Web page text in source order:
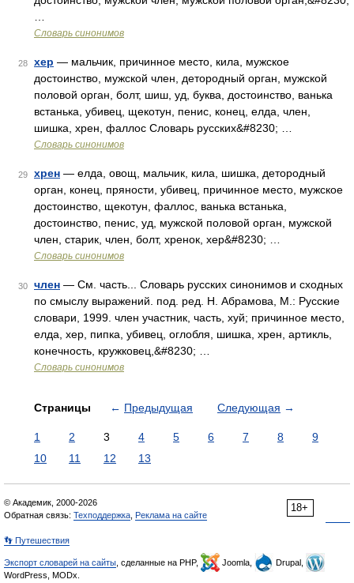
Словарь синонимов
28 хер — мальчик, причинное место, кила, мужское
достоинство, мужской член, детородный орган, мужской
половой орган, болт, шиш, уд, буква, достоинство, ванька
встанька, убивец, щекотун, пенис, конец, елда, член,
шишка, хрен, фаллос Словарь русских&#8230; …
Словарь синонимов
29 хрен — елда, овощ, мальчик, кила, шишка, детородный
орган, конец, пряности, убивец, причинное место, мужское
достоинство, щекотун, фаллос, ванька встанька,
достоинство, пенис, уд, мужской половой орган, мужской
член, старик, член, болт, хренок, хер&#8230; …
Словарь синонимов
30 член — См. часть... Словарь русских синонимов и сходных
по смыслу выражений. под. ред. Н. Абрамова, М.: Русские
словари, 1999. член участник, часть, хуй; причинное место,
елда, хер, пипка, убивец, оглобля, шишка, хрен, артикль,
конечность, кружковец,&#8230; …
Словарь синонимов
Страницы ← Предыдущая Следующая →
1 2 3 4 5 6 7 8
9
10
11 12 13
18+
© Академик, 2000-2026
Обратная связь: Техподдержка Реклама на сайте
👣 Путешествия
Экспорт словарей на сайты , сделанные на PHP, Joomla,
Drupal,
WordPress, MODx.